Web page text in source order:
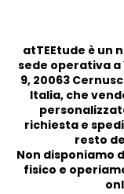
atTEEtude è un
sede operativa a
9, 20063
Italia, che
richiesta e
resto
Non disponiamo
fisico e